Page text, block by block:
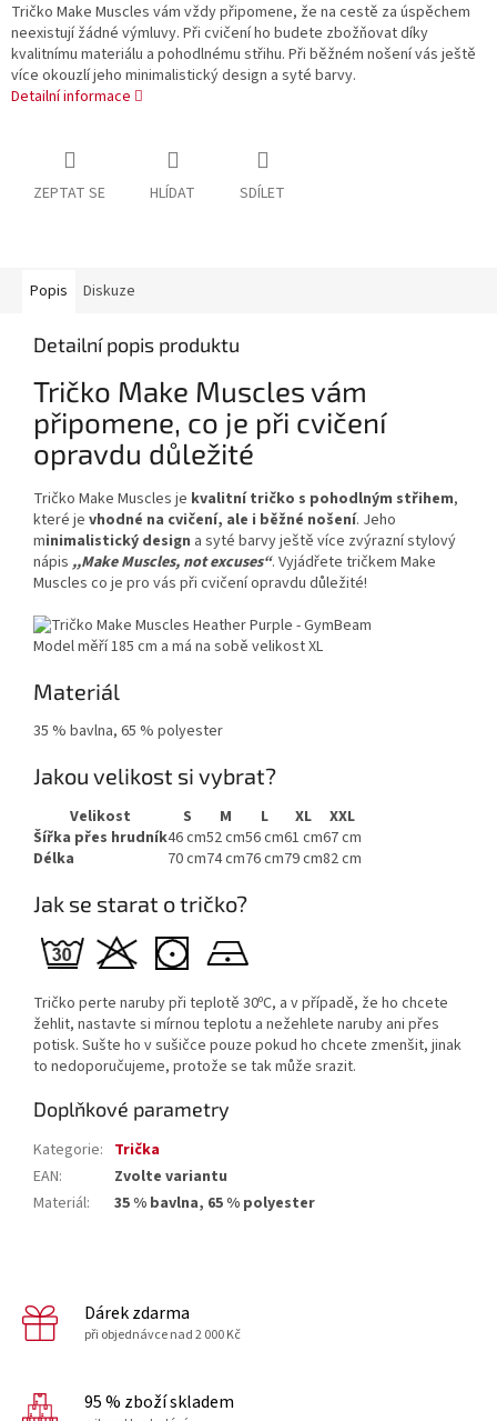
Tričko Make Muscles vám vždy připomene, že na cestě za úspěchem
neexistují žádné výmluvy. Při cvičení ho budete zbožňovat díky
kvalitnímu materiálu a pohodlnému střihu. Při běžném nošení vás ještě
více okouzlí jeho minimalistický design a syté barvy.
Detailní informace
ZEPTAT SE HLÍDAT SDÍLET
Popis Diskuze
Detailní popis produktu
Tričko Make Muscles vám
připomene, co je při cvičení
opravdu důležité
Tričko Make Muscles je kvalitní tričko s pohodlným střihem,
které je vhodné na cvičení, ale i běžné nošení. Jeho
minimalistický design a syté barvy ještě více zvýrazní stylový
nápis ,,Make Muscles, not excuses“. Vyjádřete tričkem Make
Muscles co je pro vás při cvičení opravdu důležité!
Model měří 185 cm a má na sobě velikost XL
Materiál
35 % bavlna, 65 % polyester
Jakou velikost si vybrat?
Velikost S M L XL
XXL
Šířka přes hrudník46 cm52 cm56 cm61 cm67 cm
Délka
70 cm74 cm76 cm79 cm82 cm
Jak se starat o tričko?
Tričko perte naruby při teplotě 30ºC, a v případě, že ho chcete
žehlit, nastavte si mírnou teplotu a nežehlete naruby ani přes
potisk. Sušte ho v sušičce pouze pokud ho chcete zmenšit, jinak
to nedoporučujeme, protože se tak může srazit.
Doplňkové parametry
Kategorie: Trička
EAN:
Zvolte variantu
Materiál: 35 % bavlna, 65 % polyester
Dárek zdarma
při objednávce nad 2 000 Kč
95 % zboží skladem